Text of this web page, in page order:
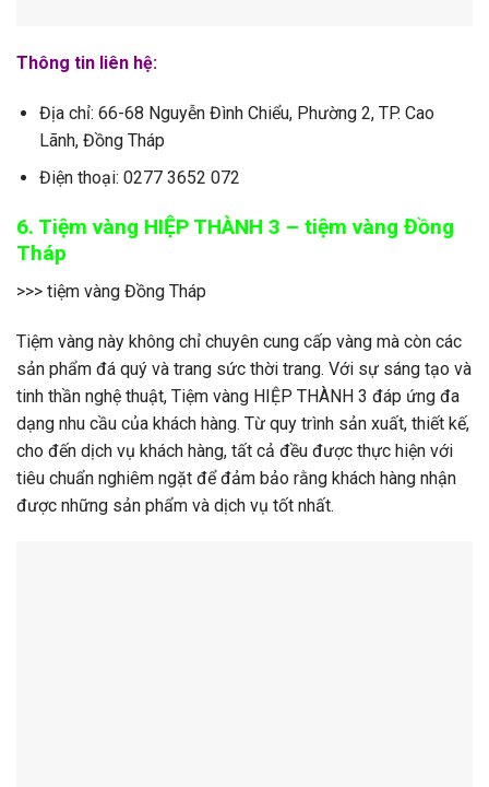
Thông tin liên hệ:
Địa chỉ: 66-68 Nguyễn Đình Chiểu, Phường 2, TP. Cao
Lãnh, Đồng Tháp
Điện thoại: 0277 3652 072
6. Tiệm vàng HIỆP THÀNH 3 – tiệm vàng Đồng
Tháp
>>> tiệm vàng Đồng Tháp
Tiệm vàng này không chỉ chuyên cung cấp vàng mà còn các
sản phẩm đá quý và trang sức thời trang. Với sự sáng tạo và
tinh thần nghệ thuật, Tiệm vàng HIỆP THÀNH 3 đáp ứng đa
dạng nhu cầu của khách hàng. Từ quy trình sản xuất, thiết kế,
cho đến dịch vụ khách hàng, tất cả đều được thực hiện với
tiêu chuẩn nghiêm ngặt để đảm bảo rằng khách hàng nhận
được những sản phẩm và dịch vụ tốt nhất.